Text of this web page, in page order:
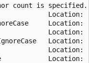
count is specified.
Location:
Location:
Location:
Location:
Location:
Location: